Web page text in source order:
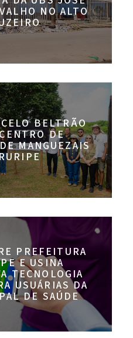
NO ALTO
BELTRÃO
DE
MANGUEZAIS
PREFEITURA
E USINA
TECNOLOGIA
USUÁRIAS DA
DE SAÚDE